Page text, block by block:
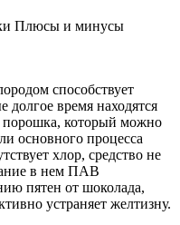
Плюсы и минусы
способствует
долгое время находятся
порошка, который можно
основного процесса
хлор, средство не
в нем ПАВ
пятен от шоколада,
устраняет желтизну.